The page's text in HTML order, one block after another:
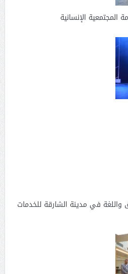
المجتمعية الإنسانية
واللغة في مدينة الشارقة للخدمات